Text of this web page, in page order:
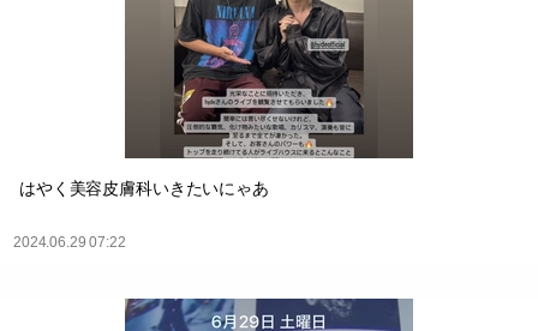
はやく美容皮膚科いきたいにゃあ
2024.06.29 07:22